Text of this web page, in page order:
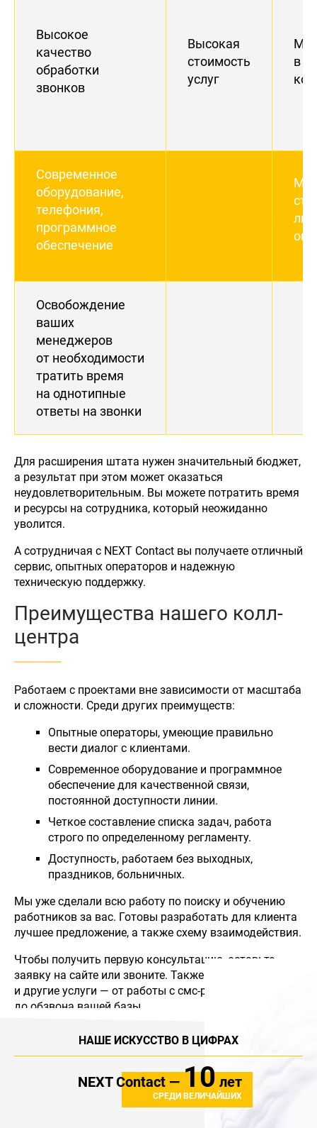
Высокое
качество
обработки
звонков
Высокая
стоимость
услуг
в
Современное
оборудование,
телефония,
программное
обеспечение
Освобождение
ваших
менеджеров
от необходимости
тратить время
на однотипные
ответы на звонки
Для расширения штата нужен значительный бюджет,
а результат при этом может оказаться
неудовлетворительным. Вы можете потратить время
и ресурсы на сотрудника, который неожиданно
уволится.
А сотрудничая с NEXT Contact вы получаете отличный
сервис, опытных операторов и надежную
техническую поддержку.
Преимущества нашего колл-
центра
Работаем с проектами вне зависимости от масштаба
и сложности. Среди других преимуществ:
Опытные операторы, умеющие правильно
вести диалог с клиентами.
Современное оборудование и программное
обеспечение для качественной связи,
постоянной доступности линии.
Четкое составление списка задач, работа
строго по определенному регламенту.
Доступность, работаем без выходных,
праздников, больничных.
Мы уже сделали всю работу по поиску и обучению
работников за вас. Готовы разработать для клиента
лучшее предложение, а также схему взаимодействия.
Чтобы получить первую консультацию, оставьте
заявку на сайте или звоните. Также предлагаем
и другие услуги — от работы с смс-рассылками
до обзвона вашей базы.
НАШЕ ИСКУССТВО В ЦИФРАХ
NEXT Contact —10 лет
СРЕДИ ВЕЛИЧАЙШИХ